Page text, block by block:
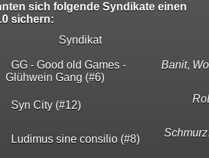
sich folgende Syndikate einen
sichern:
Syndikat
GG - Good old Games -
Glühwein Gang (#6)
Banit,
Syn City (#12)
Ludimus sine consilio (#8)
Schmurz